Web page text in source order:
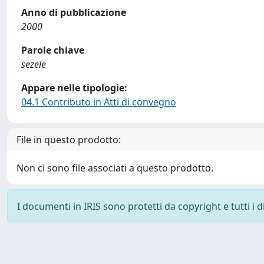
Anno di pubblicazione
2000
Parole chiave
sezele
Appare nelle tipologie:
04.1 Contributo in Atti di convegno
File in questo prodotto:
Non ci sono file associati a questo prodotto.
I documenti in IRIS sono protetti da copyright e tutti i